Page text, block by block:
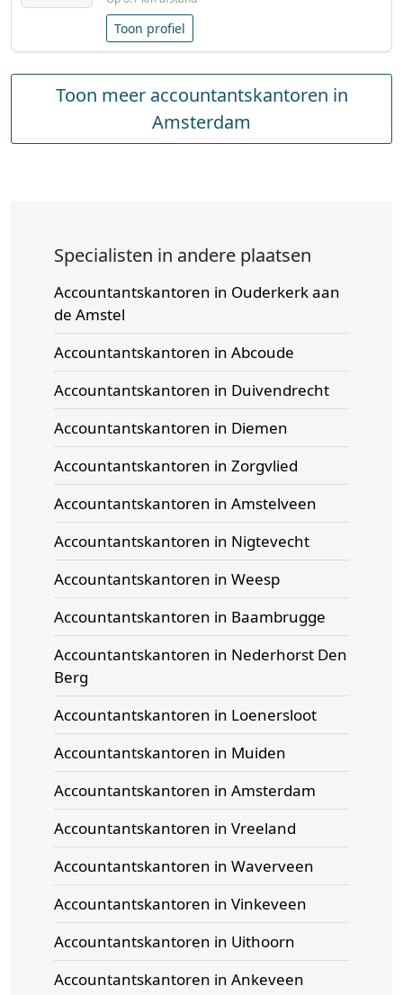
Toon profiel
Toon meer accountantskantoren in
Amsterdam
Specialisten in andere plaatsen
Accountantskantoren in Ouderkerk aan
de Amstel
Accountantskantoren in Abcoude
Accountantskantoren in Duivendrecht
Accountantskantoren in Diemen
Accountantskantoren in Zorgvlied
Accountantskantoren in Amstelveen
Accountantskantoren in Nigtevecht
Accountantskantoren in Weesp
Accountantskantoren in Baambrugge
Accountantskantoren in Nederhorst Den
Berg
Accountantskantoren in Loenersloot
Accountantskantoren in Muiden
Accountantskantoren in Amsterdam
Accountantskantoren in Vreeland
Accountantskantoren in Waverveen
Accountantskantoren in Vinkeveen
Accountantskantoren in Uithoorn
Accountantskantoren in Ankeveen